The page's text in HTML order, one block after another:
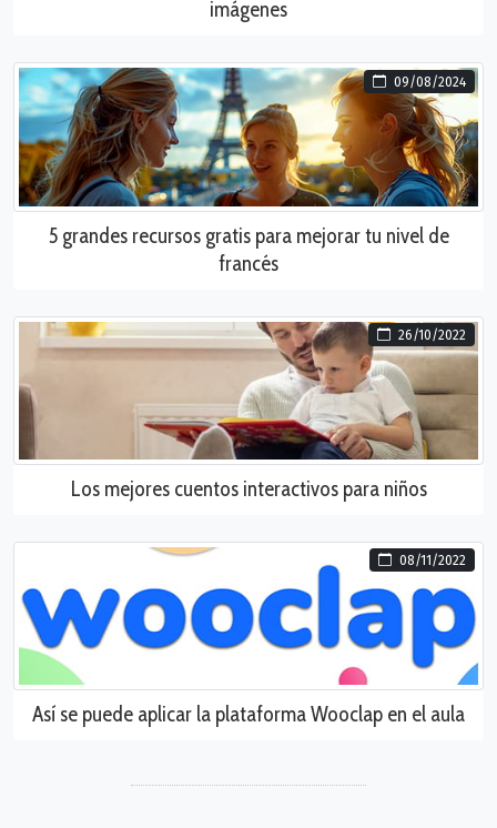
imágenes
09/08/2024
5 grandes recursos gratis para mejorar tu nivel de
francés
26/10/2022
Los mejores cuentos interactivos para niños
08/11/2022
Así se puede aplicar la plataforma Wooclap en el aula